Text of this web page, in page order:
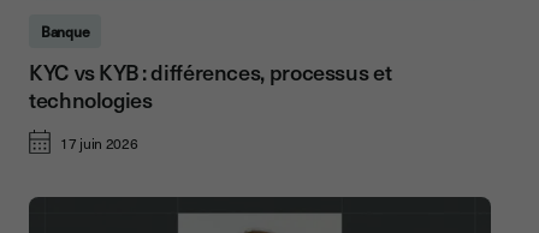
Banque
KYC vs KYB : différences, processus et
technologies
17 juin 2026